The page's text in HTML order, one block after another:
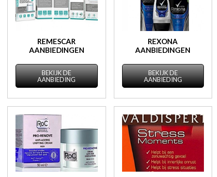
REMESCAR
AANBIEDINGEN
BEKIJK DE
AANBIEDING
REXONA
AANBIEDINGEN
BEKIJK DE
AANBIEDING